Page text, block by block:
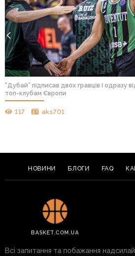
“Дубай” підписав двох гравців і одразу
топ-клубам Європи
117 aks701
НОВИНИ БЛОГИ FAQ
BASKET.COM.UA
Всі запитання та побажання